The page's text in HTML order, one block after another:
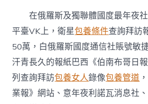
在俄羅斯及獨聯體國度最年夜
平臺VK上，衛星包養條件查詢拜訪
50萬，白俄羅斯國度通信社賬號敏
汗青長久的報紙巴西《伯南布哥日
列查詢拜訪包養女人錄像包養管道
業報》網站、意年夜利諾瓦消息社